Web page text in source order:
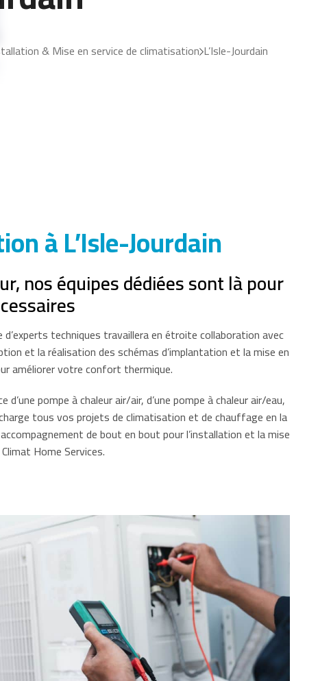
& Mise en service de climatisation L’Isle-Jourdain
à L’Isle-Jourdain
nos équipes dédiées sont là pour
techniques travaillera en étroite collaboration avec
et la réalisation des schémas d’implantation et la mise en
améliorer votre confort thermique.
pompe à chaleur air/air, d’une pompe à chaleur air/eau,
tous vos projets de climatisation et de chauffage en la
de bout en bout pour l’installation et la mise
Home Services.